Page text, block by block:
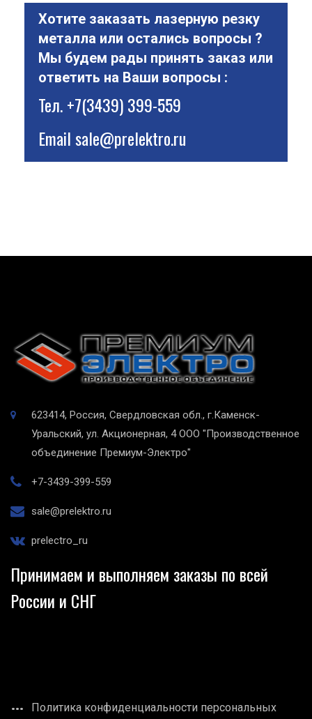
Хотите заказать лазерную резку
металла или остались вопросы ?
Мы будем рады принять заказ или
ответить на Ваши вопросы :
Тел.+7(3439) 399-559
Emailsale@prelektro.ru
623414, Россия, Свердловская обл., г.Каменск-
Уральский, ул. Акционерная, 4 ООО "Производственное
объединение Премиум-Электро"
+7-3439-399-559
sale@prelektro.ru
prelectro_ru
Принимаем и выполняем заказы по всей
России и СНГ
Политика конфиденциальности персональных